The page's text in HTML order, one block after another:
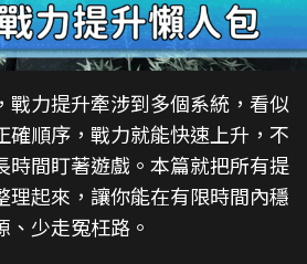
戰力提升牽涉到多個系統，看似
確順序，戰力就能快速上升，不
時間盯著遊戲。本篇就把所有提
理起來，讓你能在有限時間內穩
少走冤枉路。